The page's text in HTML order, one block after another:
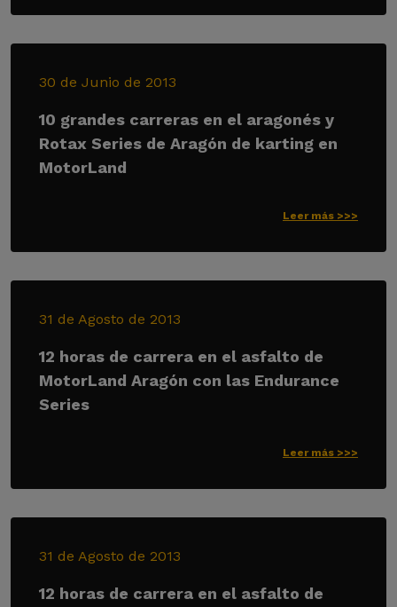
30 de Junio de 2013
10 grandes carreras en el aragonés y
Rotax Series de Aragón de karting en
MotorLand
Leer más >>>
31 de Agosto de 2013
12 horas de carrera en el asfalto de
MotorLand Aragón con las Endurance
Series
Leer más >>>
31 de Agosto de 2013
12 horas de carrera en el asfalto de